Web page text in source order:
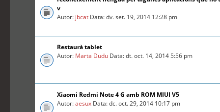
v
Autor: jbcat Data: dv. set. 19, 2014 12:28 pm
Restaurà tablet
Autor: Marta Dudu Data: dt. oct. 14, 2014 5:56 pm
Xiaomi Redmi Note 4 G amb ROM MIUI V5
Autor:aesux Data: dc. oct. 29, 2014 10:17 pm